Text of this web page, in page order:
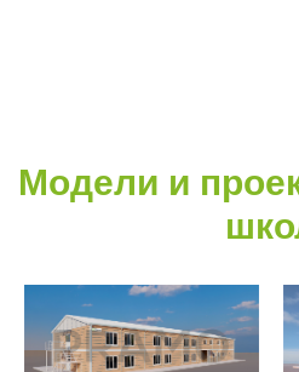
Модели и